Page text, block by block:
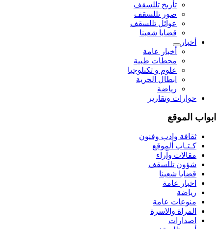
تأريخ تللسقف
صور تللسقف
عوائل تللسقف
قضايا شعبنا
أخبار
أخبار عامة
محطات طبية
علوم و تکنلوجیا
ابطال الحرية
رياضة
حوارات وتقارير
ابواب الموقع
ثقافة وادب وفنون
كـتـاب ألموقع
مقالات وآراء
شؤون تللسقف
قضايا شعبنا
اخبار عامة
رياضة
منوعات عامة
المراة والاسرة
اصدارات